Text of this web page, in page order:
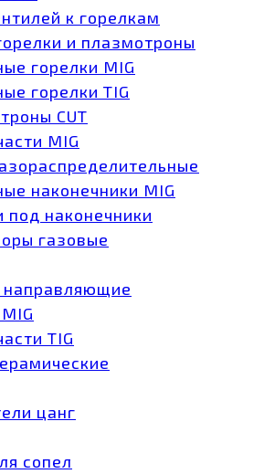
к горелкам
и плазмотроны
горелки MIG
горелки TIG
CUT
MIG
наконечники MIG
под наконечники
газовые
TIG
цанг
сопел